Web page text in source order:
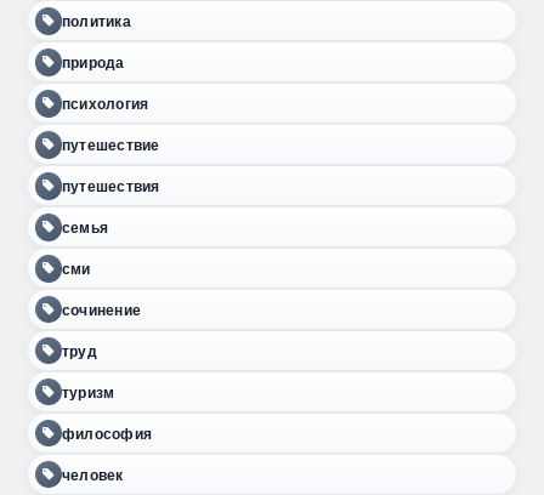
политика
природа
психология
путешествие
путешествия
семья
сми
сочинение
труд
туризм
философия
человек